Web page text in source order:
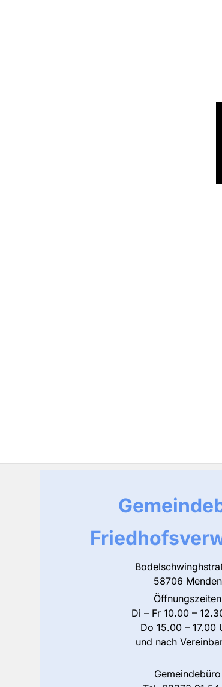
58706 Menden
Öffnungszeiten
Di – Fr 10.00 –
Do 15.00 – 17.00
und nach
Gemeindebüro